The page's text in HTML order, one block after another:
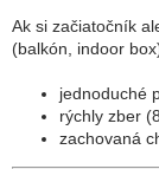
Ak si začiatočník
(balkón, indoor
jednoduché
rýchly zber
zachovaná